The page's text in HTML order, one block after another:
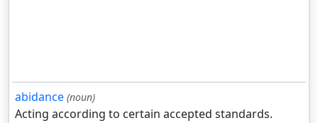
abidance (noun)
Acting according to certain accepted standards.